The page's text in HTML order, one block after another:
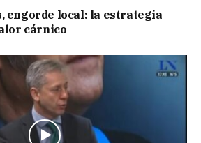
engorde local: la estrategia
cárnico